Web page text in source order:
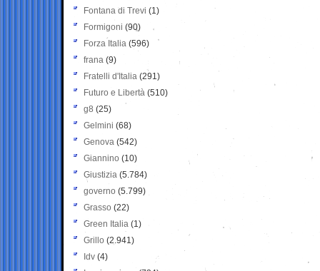
Fontana di Trevi (1)
Formigoni (90)
Forza Italia (596)
frana (9)
Fratelli d'Italia (291)
Futuro e Libertà (510)
g8 (25)
Gelmini (68)
Genova (542)
Giannino (10)
Giustizia (5.784)
governo (5.799)
Grasso (22)
Green Italia (1)
Grillo (2.941)
Idv (4)